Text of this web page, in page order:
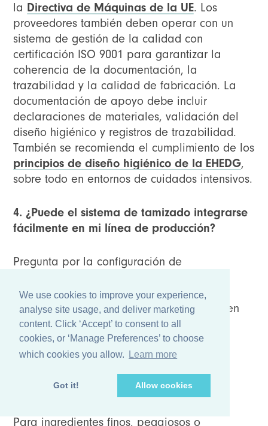
We use cookies to improve your experience,
analyse site usage, and deliver marketing
content. Click ‘Accept’ to consent to all
cookies, or ‘Manage Preferences’ to choose
which cookies you allow.
Learn more
Got it! Allow cookies
la Directiva de Máquinas de la UE. Los
proveedores también deben operar con un
sistema de gestión de la calidad con
certificación ISO 9001 para garantizar la
coherencia de la documentación, la
trazabilidad y la calidad de fabricación. La
documentación de apoyo debe incluir
declaraciones de materiales, validación del
diseño higiénico y registros de trazabilidad.
También se recomienda el cumplimiento de los
principios de diseño higiénico de la EHEDG,
sobre todo en entornos de cuidados intensivos.
4. ¿Puede el sistema de tamizado integrarse
fácilmente en mi línea de producción?
Pregunta por la configuración de
aislamiento de vibraciones, la altura de
descarga y si el sistema puede funcionar en
línea o como unidad móvil. Puede ser
necesario adaptarlo a tu diseño.
5. ¿Qué opciones de descongelación hay
para mis polvos?
Para ingredientes finos, pegajosos o